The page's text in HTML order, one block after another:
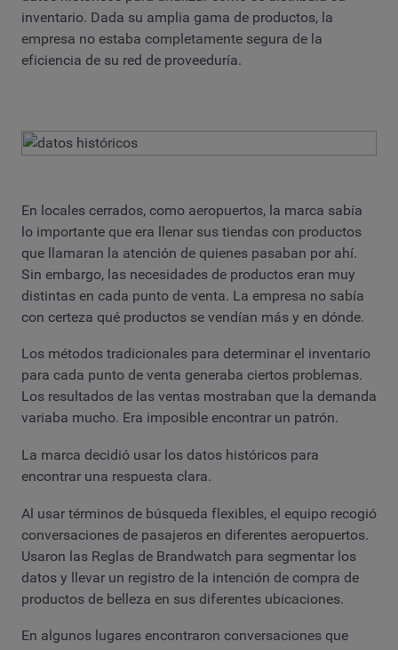
inventario. Dada su amplia gama de productos, la
empresa no estaba completamente segura de la
eficiencia de su red de proveeduría.
En locales cerrados, como aeropuertos, la marca sabía
lo importante que era llenar sus tiendas con productos
que llamaran la atención de quienes pasaban por ahí.
Sin embargo, las necesidades de productos eran muy
distintas en cada punto de venta. La empresa no sabía
con certeza qué productos se vendían más y en dónde.
Los métodos tradicionales para determinar el inventario
para cada punto de venta generaba ciertos problemas.
Los resultados de las ventas mostraban que la demanda
variaba mucho. Era imposible encontrar un patrón.
La marca decidió usar los datos históricos para
encontrar una respuesta clara.
Al usar términos de búsqueda flexibles, el equipo recogió
conversaciones de pasajeros en diferentes aeropuertos.
Usaron las Reglas de Brandwatch para segmentar los
datos y llevar un registro de la intención de compra de
productos de belleza en sus diferentes ubicaciones.
En algunos lugares encontraron conversaciones que